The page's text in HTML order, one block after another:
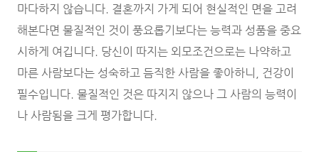
마다하지 않습니다. 결혼까지 가게 되어 현실적인 면을 고려
해본다면 물질적인 것이 풍요롭기보다는 능력과 성품을 중요
시하게 여깁니다. 당신이 따지는 외모조건으로는 나약하고
마른 사람보다는 성숙하고 듬직한 사람을 좋아하니, 건강이
필수입니다. 물질적인 것은 따지지 않으나 그 사람의 능력이
나 사람됨을 크게 평가합니다.